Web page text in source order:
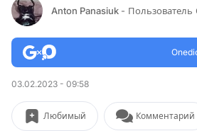
Anton Panasiuk - Пользователь
03.02.2023 - 09:58
Любимый Комментарий